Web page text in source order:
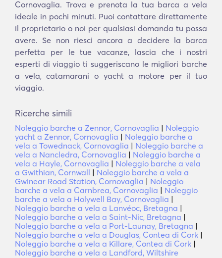
Cornovaglia. Trova e prenota la tua barca a vela
ideale in pochi minuti. Puoi contattare direttamente
il proprietario o noi per qualsiasi domanda tu possa
avere. Se non riesci ancora a decidere la barca
perfetta per le tue vacanze, lascia che i nostri
esperti di viaggio ti suggeriscano le migliori barche
a vela, catamarani o yacht a motore per il tuo
viaggio.
Ricerche simili
Noleggio barche a Zennor, Cornovaglia | Noleggio
yacht a Zennor, Cornovaglia | Noleggio barche a
vela a Towednack, Cornovaglia | Noleggio barche a
vela a Nancledra, Cornovaglia | Noleggio barche a
vela a Hayle, Cornovaglia | Noleggio barche a vela
a Gwithian, Cornwall | Noleggio barche a vela a
Gwinear Road Station, Cornovaglia | Noleggio
barche a vela a Carnbrea, Cornovaglia | Noleggio
barche a vela a Holywell Bay, Cornovaglia |
Noleggio barche a vela a Lanvéoc, Bretagna |
Noleggio barche a vela a Saint-Nic, Bretagna |
Noleggio barche a vela a Port-Launay, Bretagna |
Noleggio barche a vela a Douglas, Contea di Cork |
Noleggio barche a vela a Killare, Contea di Cork |
Noleggio barche a vela a Landford, Wiltshire